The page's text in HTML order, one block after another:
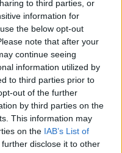
to third parties, or
information for
the below opt-out
note that after your
continue seeing
information utilized by
to third parties prior to
out of the further
by third parties on the
This information may
on the IAB’s List of
disclose it to other